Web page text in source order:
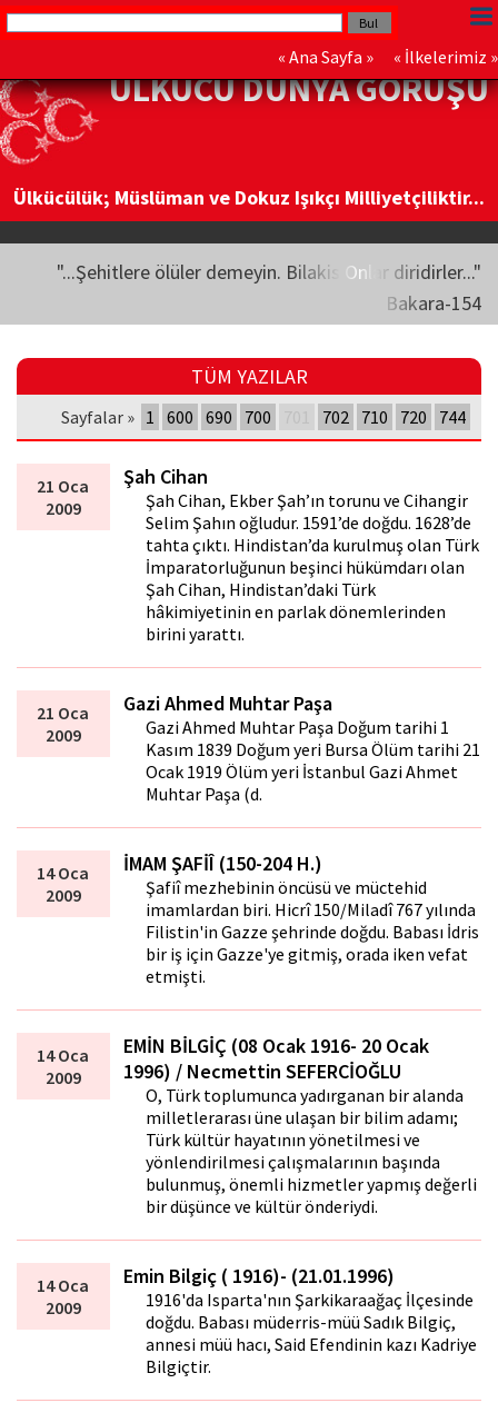
« Ana Sayfa » « İlkelerimiz »
ÜLKÜCÜ DÜNYA GÖRÜŞÜ
Ülkücülük; Müslüman ve Dokuz Işıkçı Milliyetçiliktir...
"...Şehitlere ölüler demeyin. Bilakis Onlar diridirler..."
Bakara-154
TÜM YAZILAR
Sayfalar » 1 600 690 700 702 710 720 744
21 Oca
2009
Şah Cihan
Şah Cihan, Ekber Şah’ın torunu ve Cihangir
Selim Şahın oğludur. 1591’de doğdu. 1628’de
tahta çıktı. Hindistan’da kurulmuş olan Türk
İmparatorluğunun beşinci hükümdarı olan
Şah Cihan, Hindistan’daki Türk
hâkimiyetinin en parlak dönemlerinden
birini yarattı.
21 Oca
2009
Gazi Ahmed Muhtar Paşa
Gazi Ahmed Muhtar Paşa Doğum tarihi 1
Kasım 1839 Doğum yeri Bursa Ölüm tarihi 21
Ocak 1919 Ölüm yeri İstanbul Gazi Ahmet
Muhtar Paşa (d.
14 Oca
2009
İMAM ŞAFİÎ (150-204 H.)
Şafiî mezhebinin öncüsü ve müctehid
imamlardan biri. Hicrî 150/Miladî 767 yılında
Filistin'in Gazze şehrinde doğdu. Babası İdris
bir iş için Gazze'ye gitmiş, orada iken vefat
etmişti.
14 Oca
2009
EMİN BİLGİÇ (08 Ocak 1916- 20 Ocak
1996) / Necmettin SEFERCİOĞLU
O, Türk toplumunca yadırganan bir alanda
milletlera­rası üne ulaşan bir bilim adamı;
Türk kültür hayatının yönetilmesi ve
yönlendirilmesi çalışmalarının başında
bulunmuş, önemli hizmetler yapmış değerli
bir düşünce ve kültür önderiydi.
14 Oca
2009
Emin Bilgiç ( 1916)- (21.01.1996)
1916'da Isparta'nın Şarkikaraağaç İlçesinde
doğdu. Babası müderris-müftü Sadık Bilgiç,
annesi müftü hacı, Said Efendinin kazı Kadriye
Bilgiçtir.